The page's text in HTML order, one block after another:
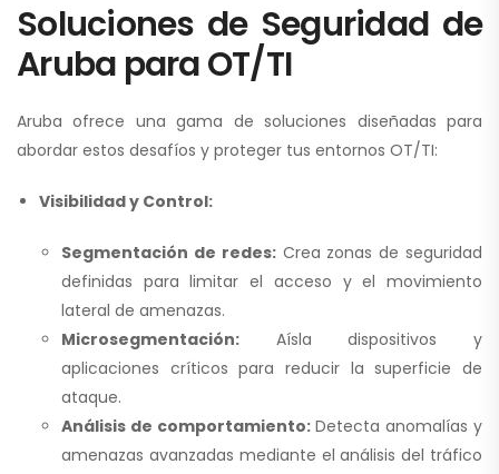
Soluciones de Seguridad de
Aruba para OT/TI
Aruba ofrece una gama de soluciones diseñadas para
abordar estos desafíos y proteger tus entornos OT/TI:
Visibilidad y Control:
Segmentación de redes:Crea zonas de seguridad
definidas para limitar el acceso y el movimiento
lateral de amenazas.
Microsegmentación: Aísla dispositivos y
aplicaciones críticos para reducir la superficie de
ataque.
Análisis de comportamiento:Detecta anomalías y
amenazas avanzadas mediante el análisis del tráfico